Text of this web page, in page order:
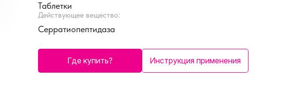
Таблетки
Действующее вещество:
Серратиопептидаза
Где купить? Инструкция применения